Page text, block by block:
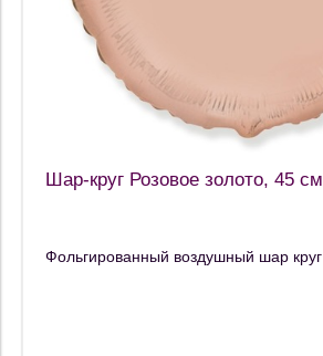
Шар-круг Розовое золото, 45 см
Фольгированный воздушный шар круг